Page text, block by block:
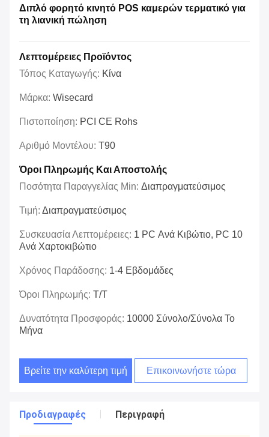
Διπλό φορητό κινητό POS καμερών τερματικό για
τη λιανική πώληση
Λεπτομέρειες Προϊόντος
Τόπος Καταγωγής: Κίνα
Μάρκα: Wisecard
Πιστοποίηση: PCI CE Rohs
Αριθμό Μοντέλου: T90
Όροι Πληρωμής Και Αποστολής
Ποσότητα Παραγγελίας Min: Διαπραγματεύσιμος
Τιμή: Διαπραγματεύσιμος
Συσκευασία Λεπτομέρειες: 1 PC Ανά Κιβώτιο, PC 10
Ανά Χαρτοκιβώτιο
Χρόνος Παράδοσης: 1-4 Εβδομάδες
Όροι Πληρωμής: T/T
Δυνατότητα Προσφοράς: 10000 Σύνολο/σύνολα Το
Μήνα
Βρείτε την καλύτερη τιμή Επικοινωνήστε τώρα
Προδιαγραφές Περιγραφή